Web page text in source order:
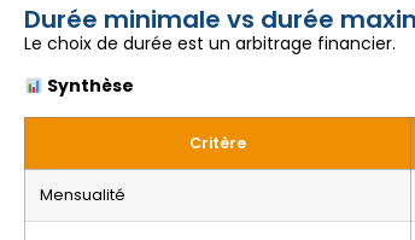
Durée minimale vs durée
Le choix de durée est un arbitrage financier.
Synthèse
Critère
Mensualité